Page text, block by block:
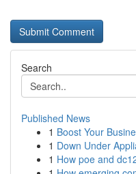
Search
Published News
1 Boost Your
1 Down Under
1 How poe and